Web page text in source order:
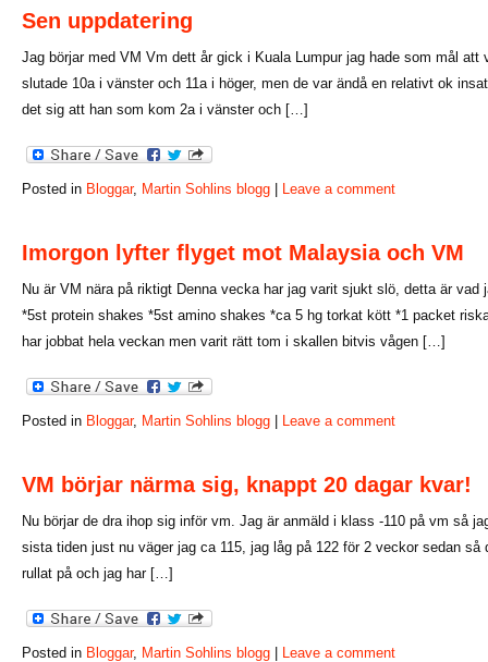
Sen uppdatering
Jag börjar med VM Vm dett år gick i Kuala Lumpur jag hade som mål att
slutade 10a i vänster och 11a i höger, men de var ändå en relativt ok
det sig att han som kom 2a i vänster och […]
Posted in Bloggar, Martin Sohlins blogg Leave a comment
Imorgon lyfter flyget mot Malaysia och VM
Nu är VM nära på riktigt Denna vecka har jag varit sjukt slö, detta är
*5st protein shakes *5st amino shakes *ca 5 hg torkat kött *1 packet
har jobbat hela veckan men varit rätt tom i skallen bitvis vågen […]
Posted in Bloggar, Martin Sohlins blogg Leave a comment
VM börjar närma sig, knappt 20 dagar kvar!
Nu börjar de dra ihop sig inför vm. Jag är anmäld i klass -110 på vm så
sista tiden just nu väger jag ca 115, jag låg på 122 för 2 veckor sedan så
rullat på och jag har […]
Posted in Bloggar, Martin Sohlins blogg Leave a comment